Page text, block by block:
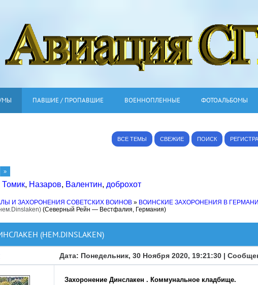
ПАВШИЕ / ПРОПАВШИЕ ВОЕННОПЛЕННЫЕ ФОТОАЛЬБОМЫ
ВСЕ ТЕМЫ СВЕЖИЕ ПОИСК
»
Томик, Назаров, Валентин, доброхот
И ЗАХОРОНЕНИЯ СОВЕТСКИХ ВОИНОВ » ВОИНСКИЕ ЗАХОРОНЕНИЯ В
(Северный Рейн — Вестфалия, Германия)
(НЕМ.DINSLAKEN)
Дата: Понедельник, 30 Ноября 2020, 19:21:30 |
Захоронение Динслакен . Коммунальное кладбище.